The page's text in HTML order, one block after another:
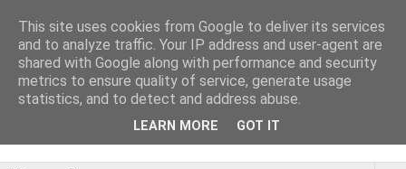
Semanario independiente de Calañas
This site uses cookies from Google to deliver its services
and to analyze traffic. Your IP address and user-agent are
shared with Google along with performance and security
metrics to ensure quality of service, generate usage
statistics, and to detect and address abuse.
LEARN MORE GOT IT